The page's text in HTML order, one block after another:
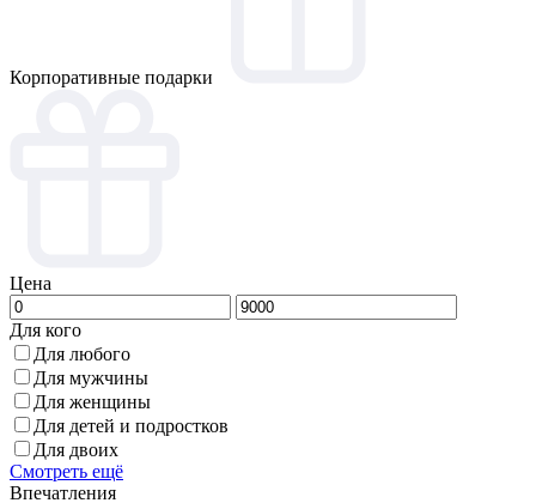
Корпоративные подарки
Цена
Для кого
Для любого
Для мужчины
Для женщины
Для детей и подростков
Для двоих
Смотреть ещё
Впечатления